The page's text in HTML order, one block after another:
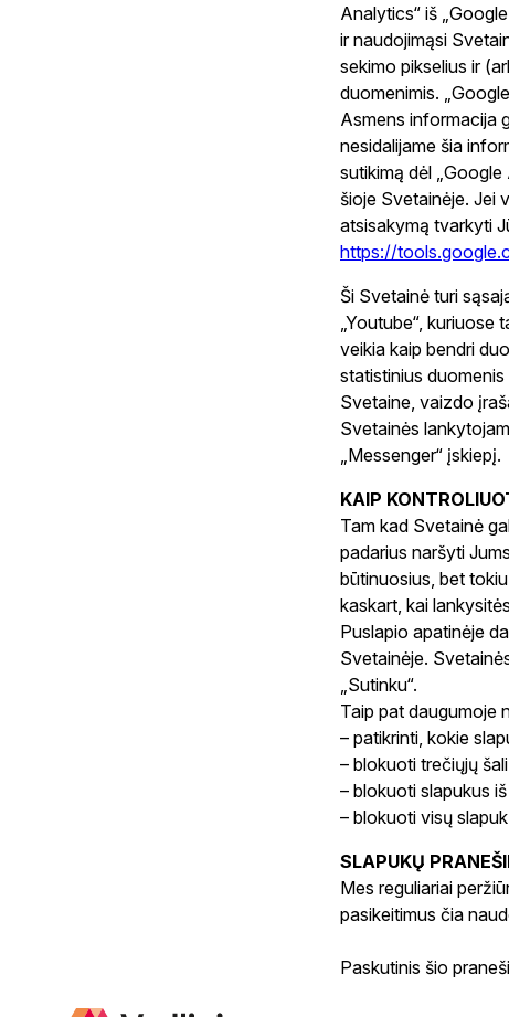
Analytics“ iš
ir naudojimąsi
sekimo pikselius ir
duomenimis.
Asmens informacija
nesidalijame šia
sutikimą dėl
šioje Svetainėje. Jei
atsisakymą tvarkyti
https://
Ši Svetainė turi
„Youtube“,
veikia kaip bendri
statistinius
Svetaine, vaizdo
Svetainės
„Messenger“ įskiepį.
KAIP
Tam kad Svetainė
padarius naršyti
būtinuosius, bet
kaskart, kai
Puslapio apatinėje
Svetainėje.
„Sutinku“.
Taip pat daugumoje
– patikrinti, kokie
– blokuoti trečiųjų
– blokuoti slapukus
– blokuoti visų
SLAPUKŲ
Mes reguliariai
pasikeitimus čia
Paskutinis šio